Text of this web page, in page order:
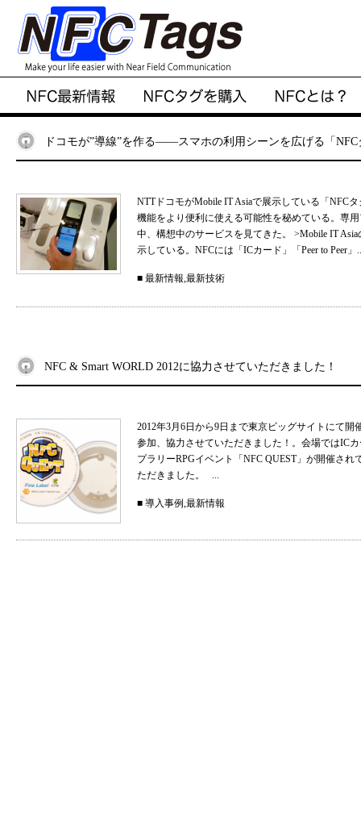
ドコモが”導線”を作る――スマホの利用シーンを広げる「NFC
NTTドコモがMobile IT Asiaで展示している「NFC
機能をより便利に使える可能性を秘めている。専
中、構想中のサービスを見てきた。 >Mobile IT
示している。NFCには「ICカード」「Peer to Peer」
■ 最新情報,最新技術
NFC & Smart WORLD 2012に協力させていただきました！
2012年3月6日から9日まで東京ビッグサイトにて開
参加、協力させていただきました！。会場ではIC
プラリーRPGイベント「NFC QUEST」が開催さ
ただきました。 ...
■ 導入事例,最新情報